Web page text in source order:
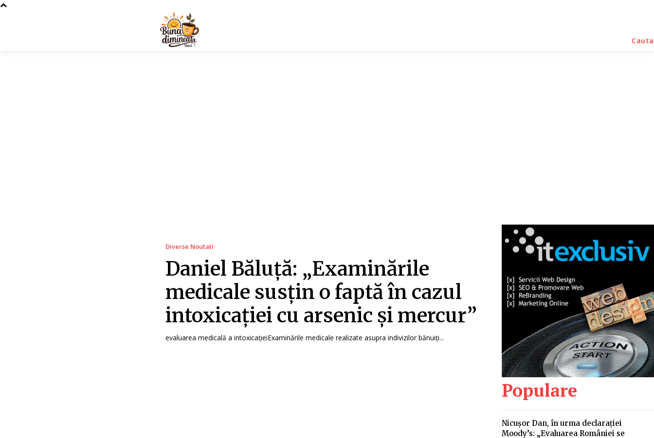
Cauta
Diverse Noutati
Daniel Băluță: „Examinările
medicale susțin o faptă în cazul
intoxicației cu arsenic și mercur”
evaluarea medicală a intoxicațieiExaminările medicale realizate asupra indivizilor bănuiți...
Populare
Nicușor Dan, în urma declarației
Moody’s: „Evaluarea României se